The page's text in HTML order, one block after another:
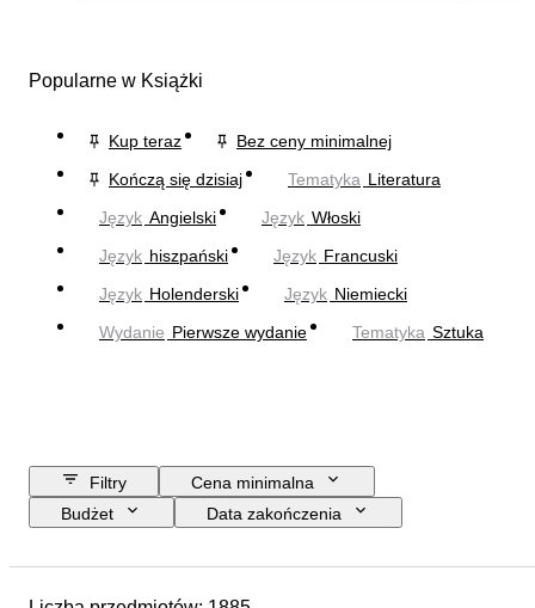
Popularne w Książki
Kup teraz
Bez ceny minimalnej
Kończą się dzisiaj
Tematyka Literatura
Język Angielski Język Włoski
Język hiszpański Język Francuski
Język Holenderski Język Niemiecki
Wydanie Pierwsze wydanie Tematyka Sztuka
Filtry
Cena minimalna
Budżet
Data zakończenia